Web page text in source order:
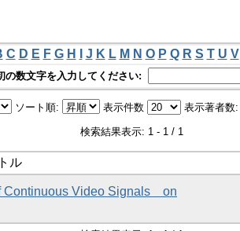
C D E F G H J K L M N O P Q R S T U V
の数文字を入力してください:
ソート順: 表示件数 表示著者数:
検索結果表示: 1 - 1 / 1
ル
Continuous Video Signals on